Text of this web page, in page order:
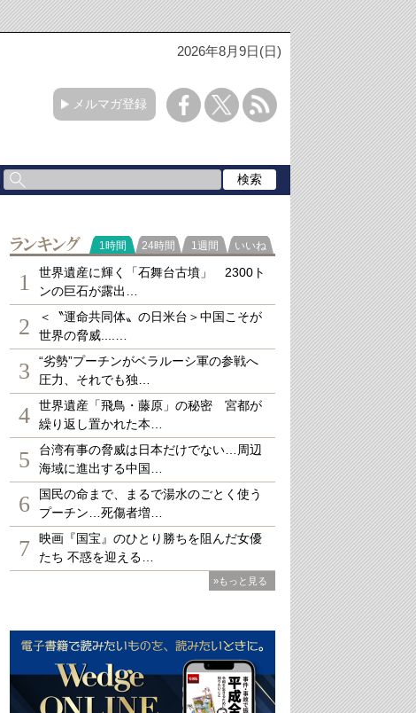
2026年8月9日(日)
メルマガ登録
ランキング
1時間 24時間 1週間 いいね
1
世界遺産に輝く「石舞台古墳」 2300ト
ンの巨石が露出…
2
＜〝運命共同体〟の日米台＞中国こそが
世界の脅威....…
3
“劣勢”プーチンがベラルーシ軍の参戦へ
圧力、それでも独…
4
世界遺産「飛鳥・藤原」の秘密 宮都が
繰り返し置かれた本…
5
台湾有事の脅威は日本だけでない…周辺
海域に進出する中国…
6
国民の命まで、まるで湯水のごとく使う
プーチン…死傷者増…
7
映画『国宝』のひとり勝ちを阻んだ女優
たち 不惑を迎える…
»もっと見る